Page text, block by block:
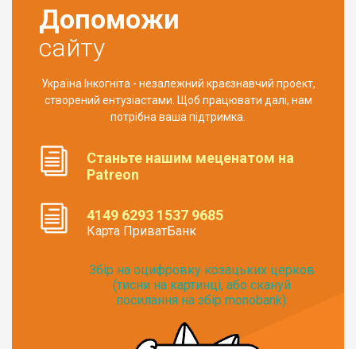
Допоможи
сайту
Україна Інкогніта - незалежний краєзнавчий проект,
створений ентузіастами. Щоб працювати далі, нам
потрібна ваша підтримка.
Станьте нашим меценатом на
Patreon
4149 6293 1537 9685
Карта ПриватБанк
Збір на оцифровку козацьких церков
(тисни на картинці, або скануй
посилання на збір monobank):